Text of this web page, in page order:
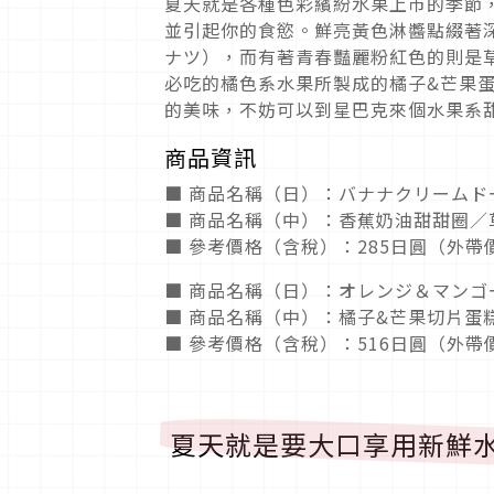
並引起你的食慾。鮮亮黃色淋醬點綴
ナツ），而有著青春豔麗粉紅色的則
必吃的橘色系水果所製成的橘子&芒果
的美味，不妨可以到星巴克來個水果系
商品資訊
■ 商品名稱（日）：バナナクリーム
■ 商品名稱（中）：香蕉奶油甜甜圈／
■ 參考價格（含稅）：285日圓（外帶
■ 商品名稱（日）：オレンジ＆マンゴ
■ 商品名稱（中）：橘子&芒果切片蛋
■ 參考價格（含稅）：516日圓（外帶
夏天就是要大口享用新鮮